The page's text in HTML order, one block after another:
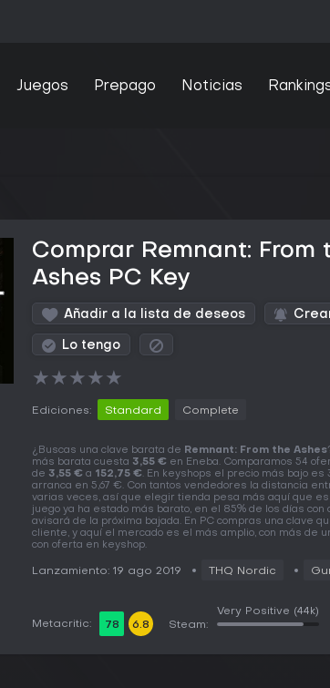
Juegos Prepago Noticias
Comprar Remnant: From
Ashes PC Key
Añadir a la lista de deseos
Lo tengo
★★★★★
Ediciones: Standard Complete
¿Buscas una clave barata de Remnant: From the Ashes
más barata cuesta 3,55 € en Eneba. Comparamos 54
de 3,55 € a 152,75 €. En keyshops el precio más bajo
arranca en 5,67 €. Con tantos vendedores la distancia
varias veces, así que elegir tienda pesa más aquí que
juego ya ha estado más barato, en el 85% de los días
avisará de la próxima bajada. En PC compras una clave
cliente, y aquí el mercado es el más amplio, con más de
con oferta en keyshop.
Lanzamiento: 19 ago 2019 THQ Nordic
Metacritic: 78 6.8 Steam:
Very Positive (44k)